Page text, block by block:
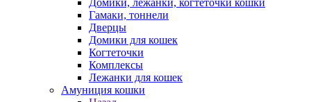
Домики, лежанки, когтеточки кошки
Гамаки, тоннели
Дверцы
Домики для кошек
Когтеточки
Комплексы
Лежанки для кошек
Амуниция кошки